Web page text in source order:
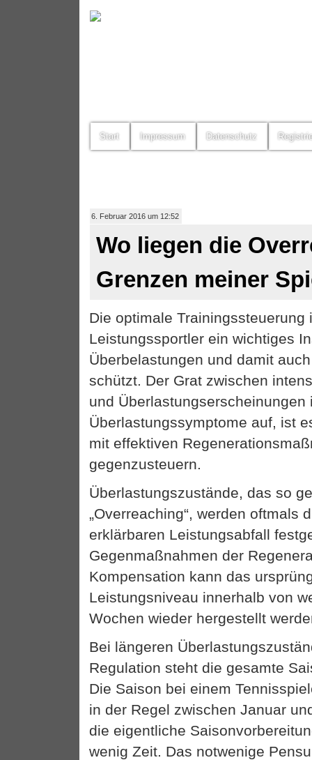
Start Impressum Datenschutz
6. Februar 2016 um 12:52
Wo liegen die
Grenzen meiner
Die optimale Trainingssteuerung
Leistungssportler ein wichtiges
Überbelastungen und damit
schützt. Der Grat zwischen
und Überlastungserscheinungen
Überlastungssymptome auf, ist
mit effektiven
gegenzusteuern.
Überlastungszustände, das so
„Overreaching“, werden oftmals
erklärbaren Leistungsabfall
Gegenmaßnahmen der
Kompensation kann das
Leistungsniveau innerhalb von
Wochen wieder hergestellt
Bei längeren
Regulation steht die gesamte
Die Saison bei einem
in der Regel zwischen Januar
die eigentliche
wenig Zeit. Das notwenige